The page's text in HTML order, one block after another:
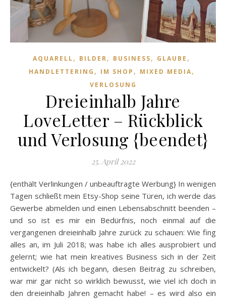
AQUARELL, BILDER, BUSINESS, GLAUBE ,
HANDLETTERING , IM SHOP , MIXED MEDIA,
VERLOSUNG
Dreieinhalb Jahre
LoveLetter – Rückblick
und Verlosung {beendet}
25. April 2022
{enthält Verlinkungen / unbeauftragte Werbung} In wenigen
Tagen schließt mein Etsy-Shop seine Türen, ich werde das
Gewerbe abmelden und einen Lebensabschnitt beenden –
und so ist es mir ein Bedürfnis, noch einmal auf die
vergangenen dreieinhalb Jahre zurück zu schauen: Wie fing
alles an, im Juli 2018; was habe ich alles ausprobiert und
gelernt; wie hat mein kreatives Business sich in der Zeit
entwickelt? (Als ich begann, diesen Beitrag zu schreiben,
war mir gar nicht so wirklich bewusst, wie viel ich doch in
den dreieinhalb Jahren gemacht habe! – es wird also ein